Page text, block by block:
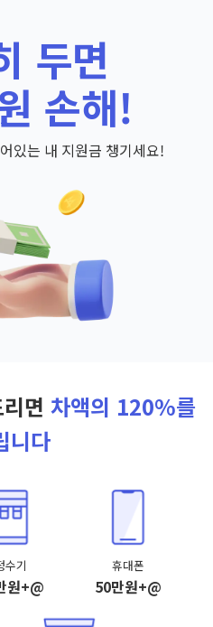
두면
손해!
있는 내 지원금 챙기세요!
면 차액의 120%를
니다
수기
원+@
휴대폰
50만원+@